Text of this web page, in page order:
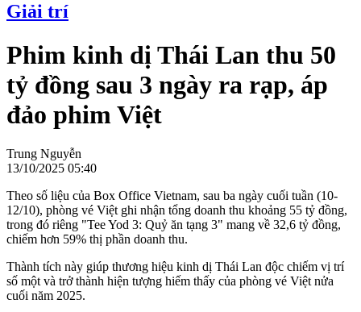
Giải trí
Phim kinh dị Thái Lan thu 50
tỷ đồng sau 3 ngày ra rạp, áp
đảo phim Việt
Trung Nguyễn
13/10/2025 05:40
Theo số liệu của Box Office Vietnam, sau ba ngày cuối tuần (10-
12/10), phòng vé Việt ghi nhận tổng doanh thu khoảng 55 tỷ đồng,
trong đó riêng "Tee Yod 3: Quỷ ăn tạng 3" mang về 32,6 tỷ đồng,
chiếm hơn 59% thị phần doanh thu.
Thành tích này giúp thương hiệu kinh dị Thái Lan độc chiếm vị trí
số một và trở thành hiện tượng hiếm thấy của phòng vé Việt nửa
cuối năm 2025.